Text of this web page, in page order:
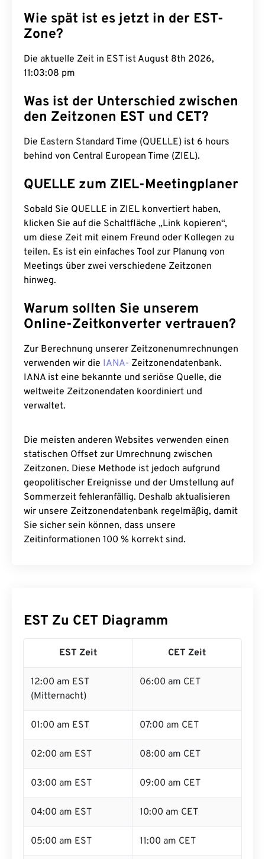
Wie spät ist es jetzt in der EST-
Zone?
Die aktuelle Zeit in EST ist August 8th 2026,
11:03:09 pm
Was ist der Unterschied zwischen
den Zeitzonen EST und CET?
Die Eastern Standard Time (QUELLE) ist 6 hours
behind von Central European Time (ZIEL).
QUELLE zum ZIEL-Meetingplaner
Sobald Sie QUELLE in ZIEL konvertiert haben,
klicken Sie auf die Schaltfläche „Link kopieren“,
um diese Zeit mit einem Freund oder Kollegen zu
teilen. Es ist ein einfaches Tool zur Planung von
Meetings über zwei verschiedene Zeitzonen
hinweg.
Warum sollten Sie unserem
Online-Zeitkonverter vertrauen?
Zur Berechnung unserer Zeitzonenumrechnungen
verwenden wir die IANA- Zeitzonendatenbank.
IANA ist eine bekannte und seriöse Quelle, die
weltweite Zeitzonendaten koordiniert und
verwaltet.
Die meisten anderen Websites verwenden einen
statischen Offset zur Umrechnung zwischen
Zeitzonen. Diese Methode ist jedoch aufgrund
geopolitischer Ereignisse und der Umstellung auf
Sommerzeit fehleranfällig. Deshalb aktualisieren
wir unsere Zeitzonendatenbank regelmäßig, damit
Sie sicher sein können, dass unsere
Zeitinformationen 100 % korrekt sind.
EST Zu CET Diagramm
EST Zeit CET Zeit
12:00 am EST
(Mitternacht)
06:00 am CET
01:00 am EST 07:00 am CET
02:00 am EST 08:00 am CET
03:00 am EST 09:00 am CET
04:00 am EST 10:00 am CET
05:00 am EST 11:00 am CET